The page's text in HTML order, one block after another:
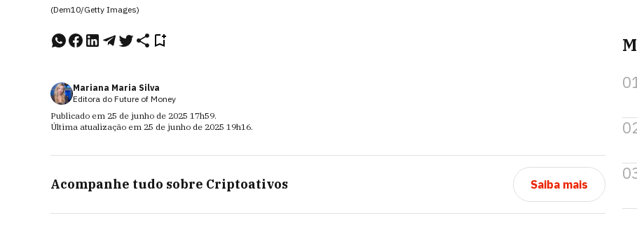
(Dem10/Getty Images)
Mariana Maria Silva
Editora do Future of Money
Publicado em 25 de junho de 2025 17h59.
Última atualização em 25 de junho de 2025 19h16.
Acompanhe tudo sobre Criptoativos Saiba mais